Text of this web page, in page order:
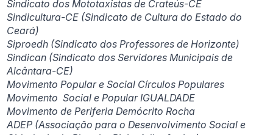
Sindicato dos Mototaxistas de Crateús-CE
Sindicultura-CE (Sindicato de Cultura do Estado do
Ceará)
Siproedh (Sindicato dos Professores de Horizonte)
Sindican (Sindicato dos Servidores Municipais de
Alcântara-CE)
Movimento Popular e Social Círculos Populares
Movimento Social e Popular IGUALDADE
Movimento de Periferia Demócrito Rocha
ADEP (Associação para o Desenvolvimento Social e